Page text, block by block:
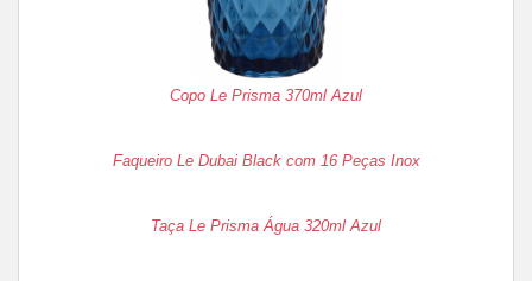
Copo Le Prisma 370ml Azul
Faqueiro Le Dubai Black com 16 Peças Inox
Taça Le Prisma Água 320ml Azul